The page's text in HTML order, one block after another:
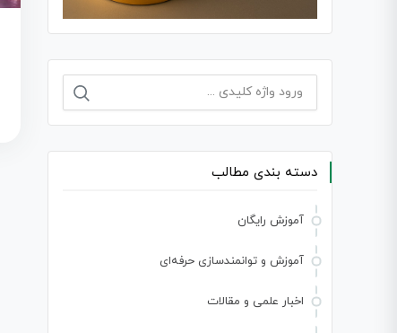
جستجو
برای:
دسته بندی مطالب
آموزش رایگان
آموزش و توانمندسازی حرفه‌ای
اخبار علمی و مقالات